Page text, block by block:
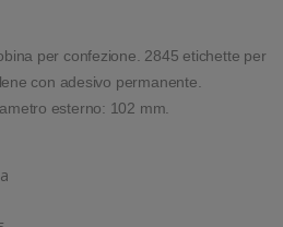
per confezione. 2845 etichette per
con adesivo permanente.
esterno: 102 mm.